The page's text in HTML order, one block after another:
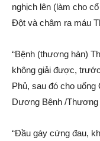
nghịch lên (làm cho
Đột và châm ra máu
“Bệnh (thương hàn)
không giải được,
Phủ, sau đó cho uống
Dương Bệnh /Thương
“Đầu gáy cứng đau,